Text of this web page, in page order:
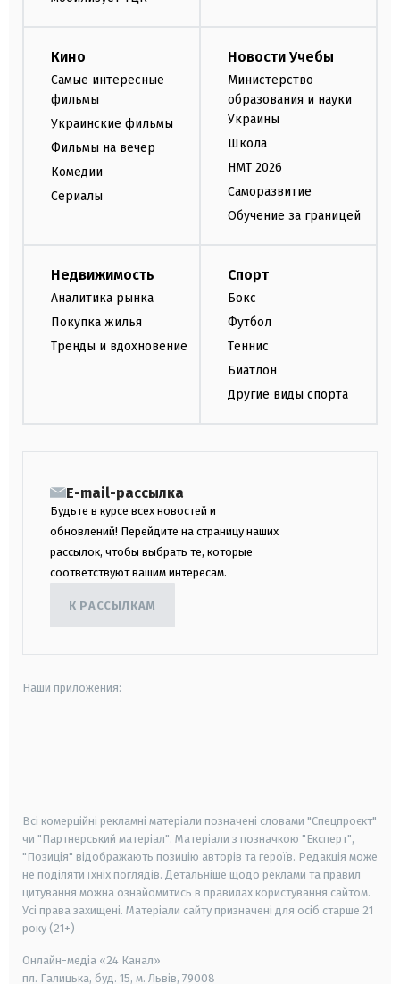
Кино
Самые интересные
фильмы
Украинские фильмы
Фильмы на вечер
Комедии
Сериалы
Новости Учебы
Министерство
образования и науки
Украины
Школа
НМТ 2026
Саморазвитие
Обучение за границей
Недвижимость
Аналитика рынка
Покупка жилья
Тренды и вдохновение
Спорт
Бокс
Футбол
Теннис
Биатлон
Другие виды спорта
E-mail-рассылка
Будьте в курсе всех новостей и
обновлений! Перейдите на страницу наших
рассылок, чтобы выбрать те, которые
соответствуют вашим интересам.
К РАССЫЛКАМ
Наши приложения:
Всі комерційні рекламні матеріали позначені словами "Спецпроєкт"
чи "Партнерський матеріал". Матеріали з позначкою "Експерт",
"Позиція" відображають позицію авторів та героїв. Редакція може
не поділяти їхніх поглядів. Детальніше щодо реклами та правил
цитування можна ознайомитись в правилах користування сайтом.
Усі права захищені. Матеріали сайту призначені для осіб старше 21
року (21+)
Онлайн-медіа «24 Канал»
пл. Галицька, буд. 15, м. Львів, 79008